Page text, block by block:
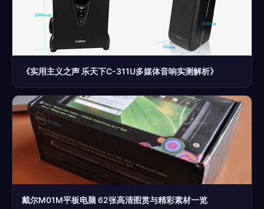
《实用主义之声 乐天下C-311U多媒体音响实测解析》
戴尔M01M平板电脑 62张高清图赏与精彩素材一览